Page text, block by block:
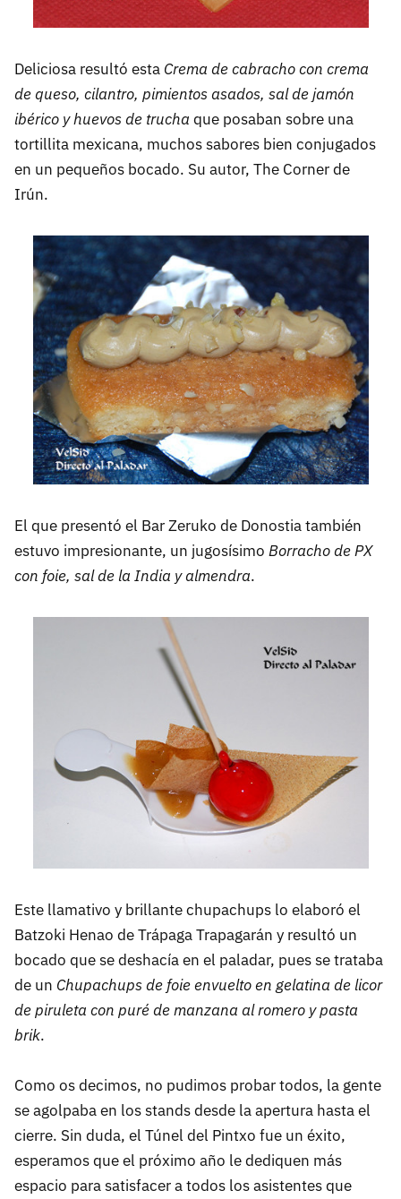
Deliciosa resultó esta Crema de cabracho con crema
de queso, cilantro, pimientos asados, sal de jamón
ibérico y huevos de trucha que posaban sobre una
tortillita mexicana, muchos sabores bien conjugados
en un pequeños bocado. Su autor, The Corner de
Irún.
El que presentó el Bar Zeruko de Donostia también
estuvo impresionante, un jugosísimo Borracho de PX
con foie, sal de la India y almendra.
Este llamativo y brillante chupachups lo elaboró el
Batzoki Henao de Trápaga Trapagarán y resultó un
bocado que se deshacía en el paladar, pues se trataba
de un Chupachups de foie envuelto en gelatina de licor
de piruleta con puré de manzana al romero y pasta
brik.
Como os decimos, no pudimos probar todos, la gente
se agolpaba en los stands desde la apertura hasta el
cierre. Sin duda, el Túnel del Pintxo fue un éxito,
esperamos que el próximo año le dediquen más
espacio para satisfacer a todos los asistentes que